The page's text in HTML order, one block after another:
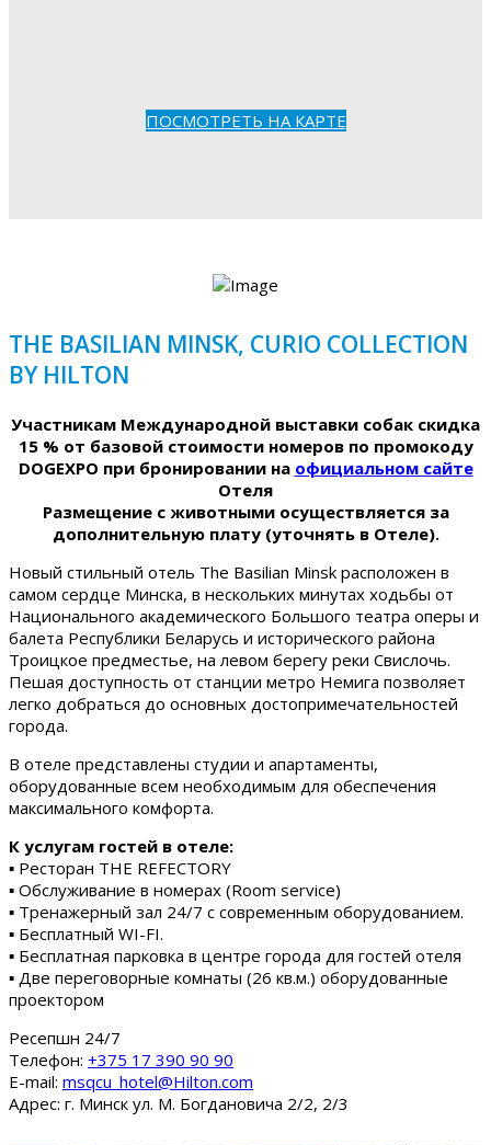
ПОСМОТРЕТЬ НА КАРТЕ
THE BASILIAN MINSK, CURIO COLLECTION
BY HILTON
Участникам Международной выставки собак скидка
15 % от базовой стоимости номеров по промокоду
DOGEXPO при бронировании на официальном сайте
Отеля
Размещение с животными осуществляется за
дополнительную плату (уточнять в Отеле).
Новый стильный отель The Basilian Minsk расположен в
самом сердце Минска, в нескольких минутах ходьбы от
Национального академического Большого театра оперы и
балета Республики Беларусь и исторического района
Троицкое предместье, на левом берегу реки Свислочь.
Пешая доступность от станции метро Немига позволяет
легко добраться до основных достопримечательностей
города.
В отеле представлены студии и апартаменты,
оборудованные всем необходимым для обеспечения
максимального комфорта.
К услугам гостей в отеле:
▪ Ресторан THE REFECTORY
▪ Обслуживание в номерах (Room service)
▪ Тренажерный зал 24/7 с современным оборудованием.
▪ Бесплатный WI-FI.
▪ Бесплатная парковка в центре города для гостей отеля
▪ Две переговорные комнаты (26 кв.м.) оборудованные
проектором
Ресепшн 24/7
Tелефон: +375 17 390 90 90
E-mail: msqcu_hotel@Hilton.com
Адрес: г. Минск ул. М. Богдановича 2/2, 2/3